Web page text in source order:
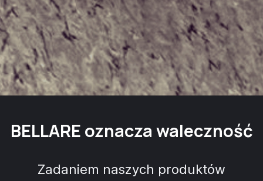
BELLARE oznacza waleczność
Zadaniem naszych produktów